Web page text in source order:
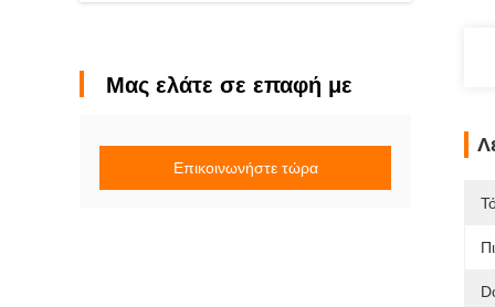
Μας ελάτε σε επαφή με
Επικοινωνήστε τώρα